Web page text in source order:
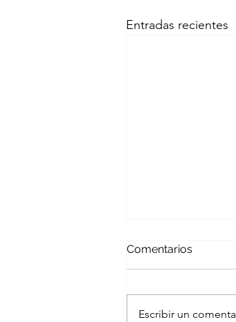
Entradas recientes
Comentarios
Escribir un